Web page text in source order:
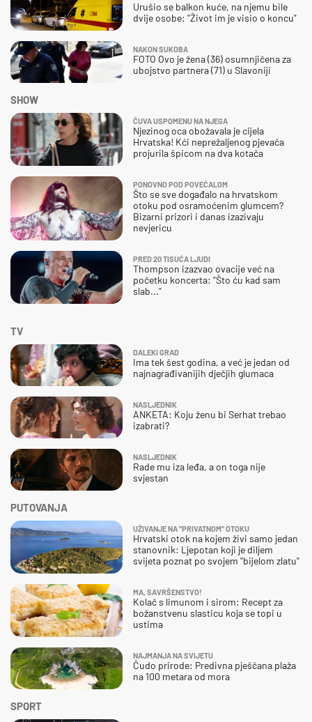
Urušio se balkon kuće, na njemu bile
dvije osobe: "Život im je visio o koncu"
NAKON SUKOBA
FOTO Ovo je žena (36) osumnjičena za
ubojstvo partnera (71) u Slavoniji
SHOW
ČUVA USPOMENU NA NJEGA
Njezinog oca obožavala je cijela
Hrvatska! Kći neprežaljenog pjevača
projurila špicom na dva kotača
PONOVNO POD POVEĆALOM
Što se sve događalo na hrvatskom
otoku pod osramoćenim glumcem?
Bizarni prizori i danas izazivaju
nevjericu
PRED 20 TISUĆA LJUDI
Thompson izazvao ovacije već na
početku koncerta: "Što ću kad sam
slab..."
SPORT
TV
DALEKI GRAD
Ima tek šest godina, a već je jedan od
najnagrađivanijih dječjih glumaca
NASLJEDNIK
ANKETA: Koju ženu bi Serhat trebao
izabrati?
NASLJEDNIK
Rade mu iza leđa, a on toga nije
svjestan
PUTOVANJA
UŽIVANJE NA "PRIVATNOM" OTOKU
Hrvatski otok na kojem živi samo jedan
stanovnik: Ljepotan koji je diljem
svijeta poznat po svojem "bijelom zlatu"
MA, SAVRŠENSTVO!
Kolač s limunom i sirom: Recept za
božanstvenu slasticu koja se topi u
ustima
NAJMANJA NA SVIJETU
Čudo prirode: Predivna pješčana plaža
na 100 metara od mora